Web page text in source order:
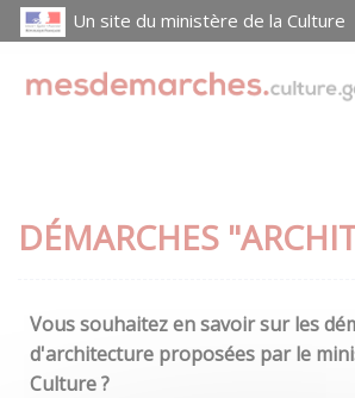
Un site du ministère de la Culture
DÉMARCHES
Vous souhaitez en savoir sur les
d'architecture proposées par le
Culture ?